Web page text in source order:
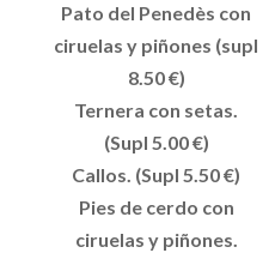
Pato del Penedès con
ciruelas y piñones (supl
8.50 €)
Ternera con setas.
(Supl 5.00 €)
Callos. (Supl 5.50 €)
Pies de cerdo con
ciruelas y piñones.